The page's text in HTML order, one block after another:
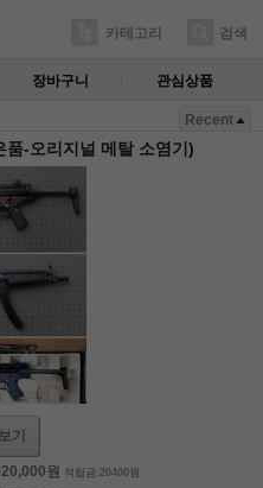
카테고리 검색
장바구니 관심상품
Recent
-오리지널 메탈 소염기)
기
원 적립금:20400원